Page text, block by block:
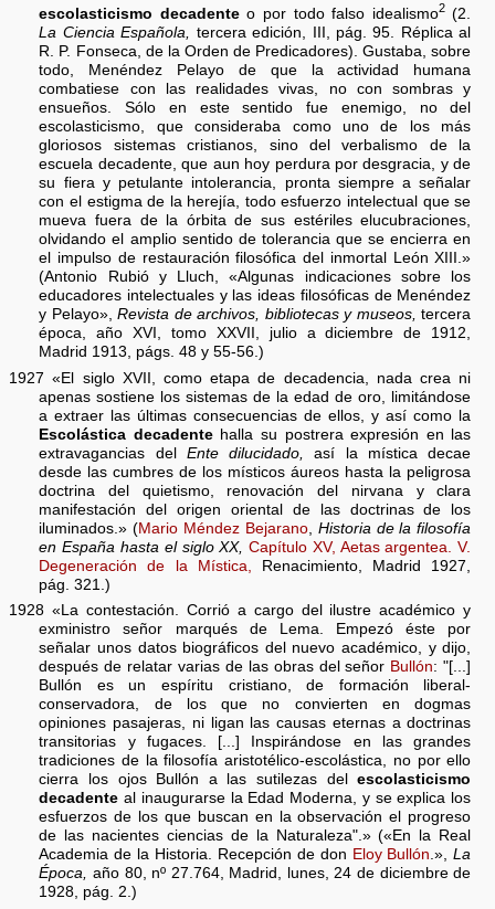
escolasticismo decadenteo por todo falso idealismo2(2.
La Ciencia Española,
tercera edición, III, pág. 95. Réplica al
R. P. Fonseca, de la Orden de Predicadores). Gustaba, sobre
todo, Menéndez Pelayo de que la actividad humana
combatiese con las realidades vivas, no con sombras y
ensueños. Sólo en este sentido fue enemigo, no del
escolasticismo, que consideraba como uno de los más
gloriosos sistemas cristianos, sino del verbalismo de la
escuela decadente, que aun hoy perdura por desgracia, y de
su fiera y petulante intolerancia, pronta siempre a señalar
con el estigma de la herejía, todo esfuerzo intelectual que se
mueva fuera de la órbita de sus estériles elucubraciones,
olvidando el amplio sentido de tolerancia que se encierra en
el impulso de restauración filosófica del inmortal León XIII.»
(Antonio Rubió y Lluch, «Algunas indicaciones sobre los
educadores intelectuales y las ideas filosóficas de Menéndez
y Pelayo»,Revista de archivos, bibliotecas y museos, tercera
época, año XVI, tomo XXVII, julio a diciembre de 1912,
Madrid 1913, págs. 48 y 55-56.)
1927 «El siglo XVII, como etapa de decadencia, nada crea ni
apenas sostiene los sistemas de la edad de oro, limitándose
a extraer las últimas consecuencias de ellos, y así como la
Escolástica decadentehalla su postrera expresión en las
extravagancias del Ente dilucidado,
así la mística decae
desde las cumbres de los místicos áureos hasta la peligrosa
doctrina del quietismo, renovación del nirvana y clara
manifestación del origen oriental de las doctrinas de los
iluminados.» (Mario Méndez Bejarano, Historia de la filosofía
en España hasta el siglo XX, Capítulo XV, Aetas argentea. V.
Degeneración de la Mística,
Renacimiento, Madrid 1927,
pág. 321.)
1928 «La contestación. Corrió a cargo del ilustre académico y
exministro señor marqués de Lema. Empezó éste por
señalar unos datos biográficos del nuevo académico, y dijo,
después de relatar varias de las obras del señor Bullón: "[...]
Bullón es un espíritu cristiano, de formación liberal-
conservadora, de los que no convierten en dogmas
opiniones pasajeras, ni ligan las causas eternas a doctrinas
transitorias y fugaces. [...] Inspirándose en las grandes
tradiciones de la filosofía aristotélico-escolástica, no por ello
cierra los ojos Bullón a las sutilezas delescolasticismo
decadente al inaugurarse la Edad Moderna, y se explica los
esfuerzos de los que buscan en la observación el progreso
de las nacientes ciencias de la Naturaleza".» («En la Real
Academia de la Historia. Recepción de don Eloy Bullón.»,La
Época, año 80, nº 27.764, Madrid, lunes, 24 de diciembre de
1928, pág. 2.)